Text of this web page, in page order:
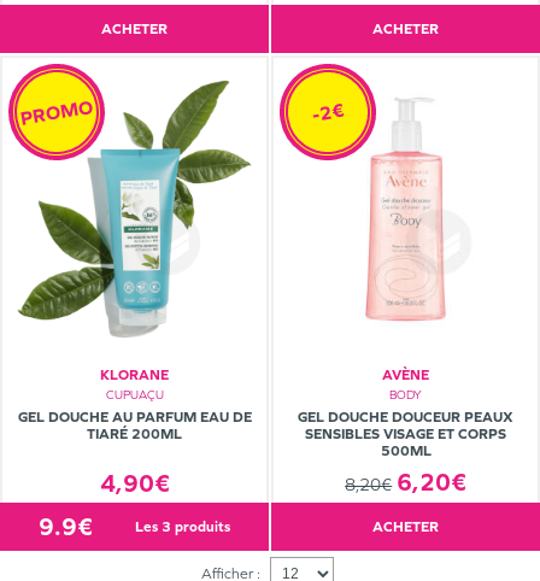
ACHETER ACHETER
KLORANE
CUPUAÇU
GEL DOUCHE AU PARFUM EAU DE
TIARÉ 200ML
4,90€
PROMO
9.9€ les 3 produits
AVÈNE
BODY
GEL DOUCHE DOUCEUR PEAUX
SENSIBLES VISAGE ET CORPS
500ML
8,20€ 6,20€
-2€
ACHETER
Afficher :